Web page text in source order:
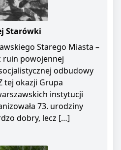
Starówki
Starego Miasta –
ruin powojennej
odbudowy
tej okazji Grupa
instytucji
73. urodziny
dobry, lecz […]